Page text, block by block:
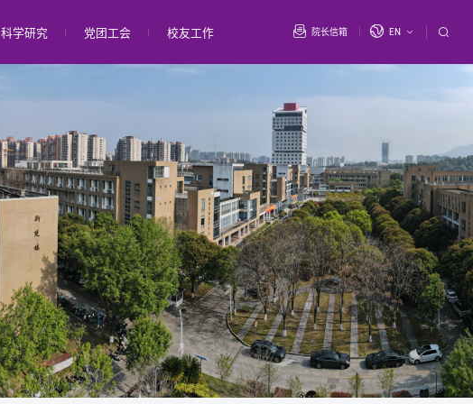
科学研究 党团工会 校友工作 院长信箱 EN